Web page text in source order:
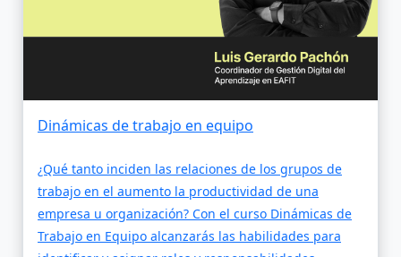
Dinámicas de trabajo en equipo
¿Qué tanto inciden las relaciones de los grupos de
trabajo en el aumento la productividad de una
empresa u organización? Con el curso Dinámicas de
Trabajo en Equipo alcanzarás las habilidades para